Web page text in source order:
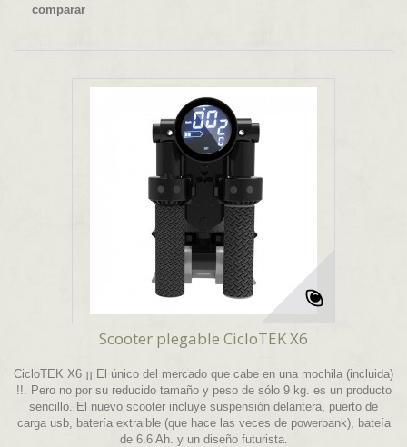
comparar
Scooter plegable CicloTEK X6
CicloTEK X6 ¡¡ El único del mercado que cabe en una mochila (incluida)
!!. Pero no por su reducido tamaño y peso de sólo 9 kg. es un producto
sencillo. El nuevo scooter incluye suspensión delantera, puerto de
carga usb, batería extraible (que hace las veces de powerbank), bateía
de 6.6 Ah. y un diseño futurista.